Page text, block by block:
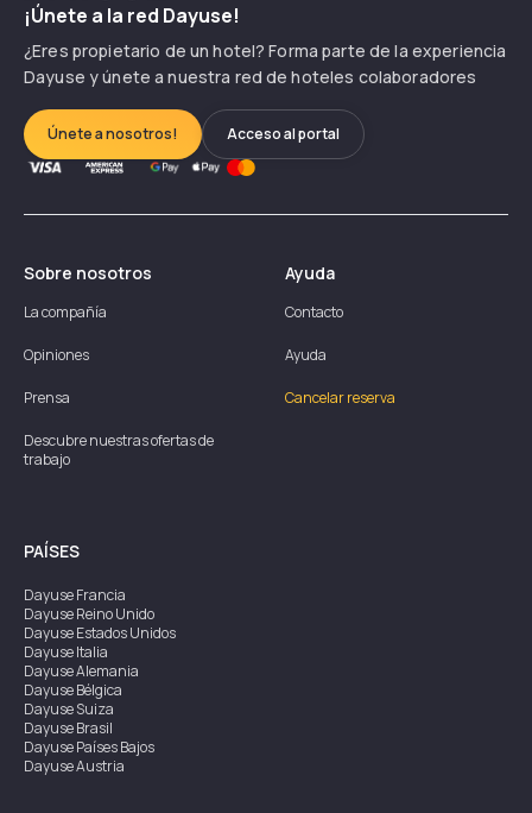
¡Únete a la red Dayuse!
¿Eres propietario de un hotel? Forma parte de la experiencia
Dayuse y únete a nuestra red de hoteles colaboradores
Únete a nosotros! Acceso al portal
Sobre nosotros
La compañía
Opiniones
Prensa
Descubre nuestras ofertas de
trabajo
Ayuda
Contacto
Ayuda
Cancelar reserva
PAÍSES
DayuseFrancia
DayuseReino Unido
DayuseEstados Unidos
DayuseItalia
DayuseAlemania
DayuseBélgica
DayuseSuiza
DayuseBrasil
DayusePaíses Bajos
DayuseAustria